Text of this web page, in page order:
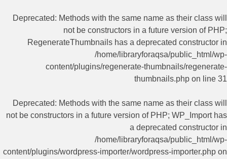
Deprecated: Methods with the same name as their class will
not be constructors in a future version of PHP;
RegenerateThumbnails has a deprecated constructor in
/home/libraryforaqsa/public_html/wp-
content/plugins/regenerate-thumbnails/regenerate-
thumbnails.php on line 31
Deprecated: Methods with the same name as their class will
not be constructors in a future version of PHP; WP_Import has
a deprecated constructor in
/home/libraryforaqsa/public_html/wp-
content/plugins/wordpress-importer/wordpress-importer.php on